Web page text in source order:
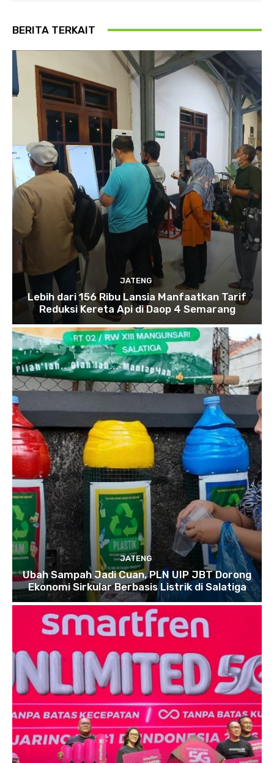
BERITA TERKAIT
JATENG
Lebih dari 156 Ribu Lansia Manfaatkan Tarif
Reduksi Kereta Api di Daop 4 Semarang
JATENG
Ubah Sampah Jadi Cuan, PLN UIP JBT Dorong
Ekonomi Sirkular Berbasis Listrik di Salatiga